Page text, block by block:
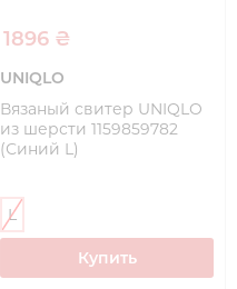
1896 ₴
UNIQLO
Вязаный свитер UNIQLO
из шерсти 1159859782
(Синий L)
L
Купить